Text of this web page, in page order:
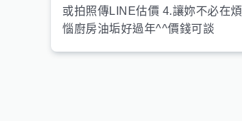
或拍照傳LINE估價 4.讓妳不必在煩
惱廚房油垢好過年^^價錢可談